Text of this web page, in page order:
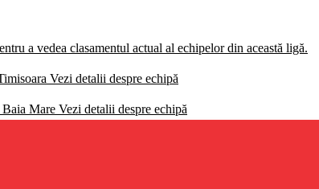
a vedea clasamentul actual al echipelor din această ligă.
Vezi detalii despre echipă
Mare Vezi detalii despre echipă